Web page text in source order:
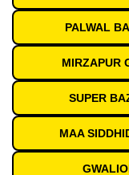
PALWAL
MIRZAPUR
SUPER
MAA